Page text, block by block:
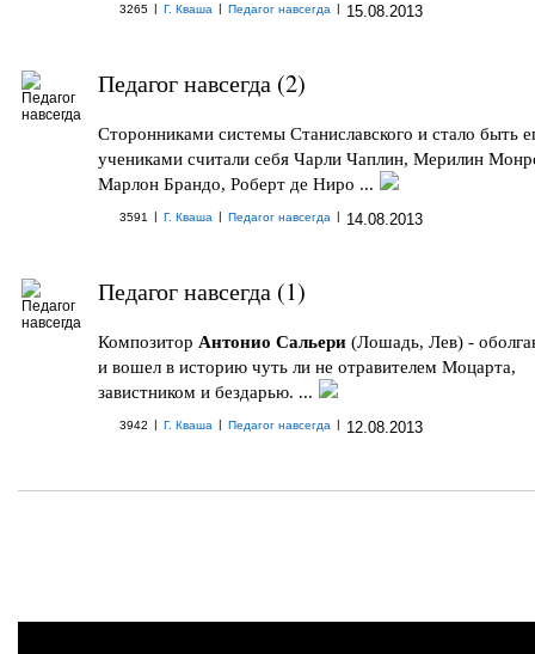
3265 | Г. Кваша | Педагог навсегда | 15.08.2013
Педагог навсегда (2)
Сторонниками системы Станиславского и стало быть
учениками считали себя Чарли Чаплин, Мерилин
Марлон Брандо, Роберт де Ниро ...
3591 | Г. Кваша | Педагог навсегда | 14.08.2013
Педагог навсегда (1)
Композитор Антонио Сальери (Лошадь, Лев) -
и вошел в историю чуть ли не отравителем Моцарта,
завистником и бездарью. ...
3942 | Г. Кваша | Педагог навсегда | 12.08.2013